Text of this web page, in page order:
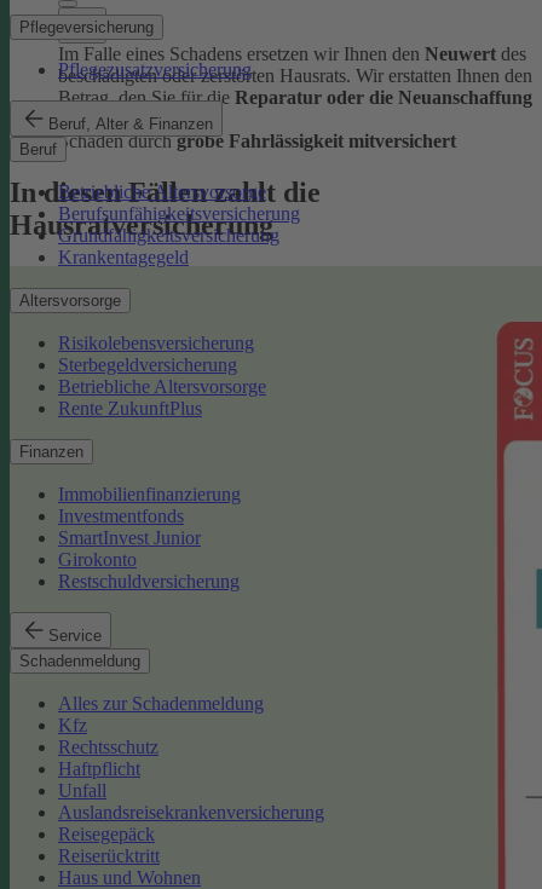
Pflegeversicherung
Pflegezusatzversicherung
Beruf, Alter & Finanzen
Beruf
Betriebliche Altersvorsorge
Berufsunfähigkeitsversicherung
Grundfähigkeitsversicherung
Krankentagegeld
Altersvorsorge
Risikolebensversicherung
Sterbegeldversicherung
Betriebliche Altersvorsorge
Rente ZukunftPlus
Finanzen
Immobilienfinanzierung
Investmentfonds
SmartInvest Junior
Girokonto
Restschuldversicherung
Service
Schadenmeldung
Alles zur Schadenmeldung
Kfz
Rechtsschutz
Haftpflicht
Unfall
Auslandsreisekrankenversicherung
Reisegepäck
Reiserücktritt
Haus und Wohnen
Im Falle eines Schadens ersetzen wir Ihnen den Neuwert des
beschädigten oder zerstörten Hausrats. Wir erstatten Ihnen den
Betrag, den Sie für die Reparatur oder die Neuanschaffung
ausgeben müssten.
Schäden durchgrobe Fahrlässigkeit mitversichert
In diesen Fällen zahlt die
Hausratversicherung